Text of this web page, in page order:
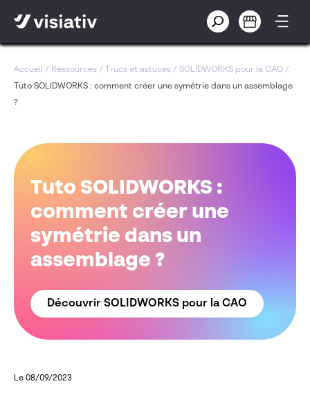
Accueil / Ressources / Trucs et astuces / SOLIDWORKS pour la CAO /
Tuto SOLIDWORKS : comment créer une symétrie dans un assemblage
?
Tuto SOLIDWORKS :
comment créer une
symétrie dans un
assemblage ?
Découvrir SOLIDWORKS pour la CAO
Le 08/09/2023